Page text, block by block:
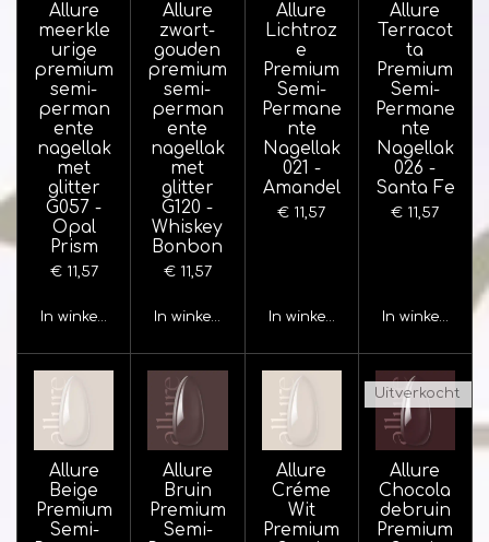
Allure
meerkle
urige
premium
semi-
perman
ente
nagellak
met
glitter
G057 -
Opal
Prism
€ 11,57
In winkelwagen
Allure
zwart-
gouden
premium
semi-
perman
ente
nagellak
met
glitter
G120 -
Whiskey
Bonbon
€ 11,57
In winkelwagen
Allure
Lichtroz
e
Premium
Semi-
Permane
nte
Nagellak
021 -
Amandel
€ 11,57
In winkelwagen
Allure
Terracot
ta
Premium
Semi-
Permane
nte
Nagellak
026 -
Santa Fe
€ 11,57
In
Allure
Beige
Premium
Semi-
Allure
Bruin
Premium
Semi-
Allure
Créme
Wit
Premium
Uitverkocht
Allure
Chocola
debruin
Premium